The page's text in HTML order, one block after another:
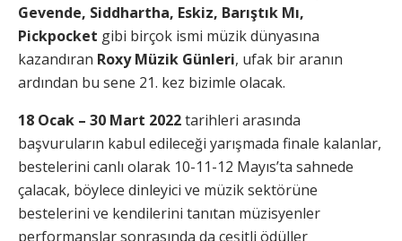
Gevende, Siddhartha, Eskiz, Barıştık Mı,
Pickpocket gibi birçok ismi müzik dünyasına
kazandıran Roxy Müzik Günleri, ufak bir aranın
ardından bu sene 21. kez bizimle olacak.
18 Ocak – 30 Mart 2022tarihleri arasında
başvuruların kabul edileceği yarışmada finale kalanlar,
bestelerini canlı olarak 10-11-12 Mayıs’ta sahnede
çalacak, böylece dinleyici ve müzik sektörüne
bestelerini ve kendilerini tanıtan müzisyenler
performanslar sonrasında da çeşitli ödüller